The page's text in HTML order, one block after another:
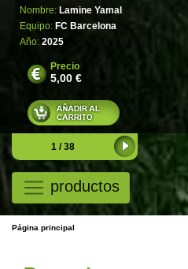
Nombre: Lamine Yamal
Equipo: FC Barcelona
Año: 2025
Precio
5,00 €
1 / 38
productos
Página principal